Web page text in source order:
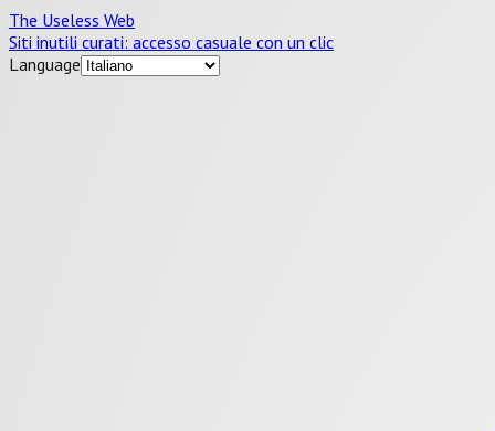
The Useless Web
Siti inutili curati: accesso casuale con un clic
Language